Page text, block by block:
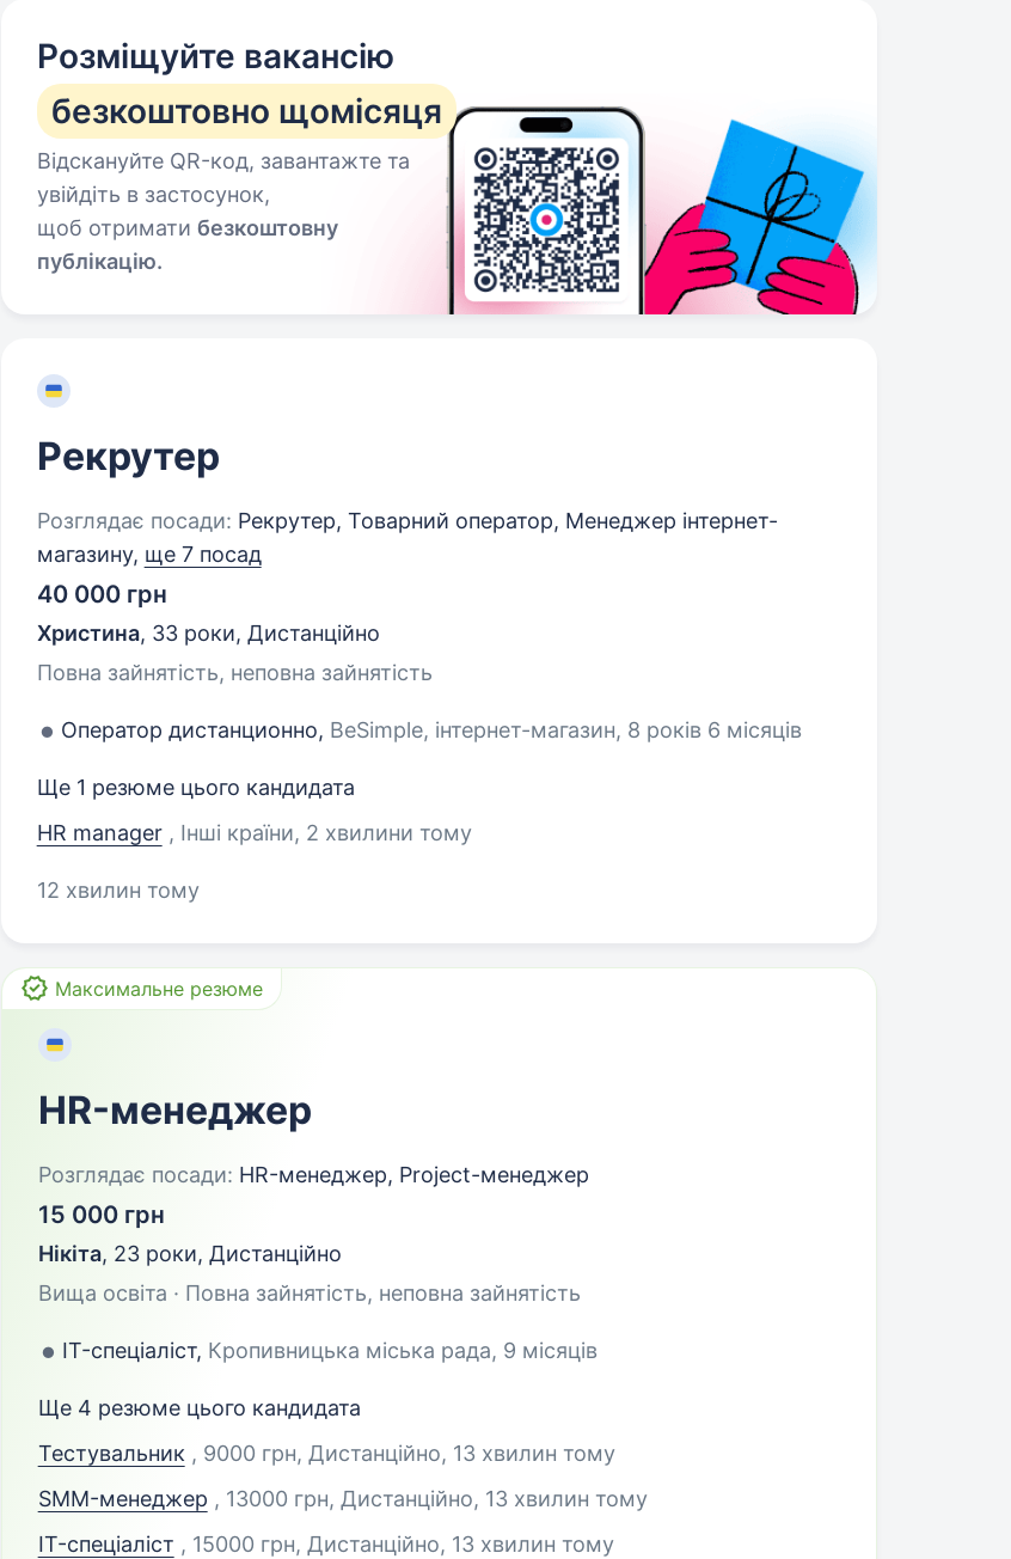
Розміщуйте вакансію
безкоштовно щомісяця
Відскануйте QR-код, завантажте та
увійдіть в застосунок,
щоб отримати безкоштовну
публікацію.
Рекрутер
Розглядає посади: Рекрутер, Товарний оператор, Менеджер інтернет-
магазину, ще 7 посад
40 000 грн
Христина, 33 роки, Дистанційно
Повна зайнятість, неповна зайнятість
Оператор дистанционно, BeSimple, інтернет-магазин, 8 років 6 місяців
Ще 1 резюме цього кандидата
HR manager , Інші країни, 2 хвилини тому
12 хвилин тому
Максимальне резюме
HR-менеджер
Розглядає посади: HR-менеджер, Project-менеджер
15 000 грн
Нікіта, 23 роки, Дистанційно
Вища освіта · Повна зайнятість, неповна зайнятість
IT-спеціаліст, Кропивницька міська рада, 9 місяців
Ще 4 резюме цього кандидата
Тестувальник , 9000 грн, Дистанційно, 13 хвилин тому
SMM-менеджер , 13000 грн, Дистанційно, 13 хвилин тому
IT-спеціаліст , 15000 грн, Дистанційно, 13 хвилин тому